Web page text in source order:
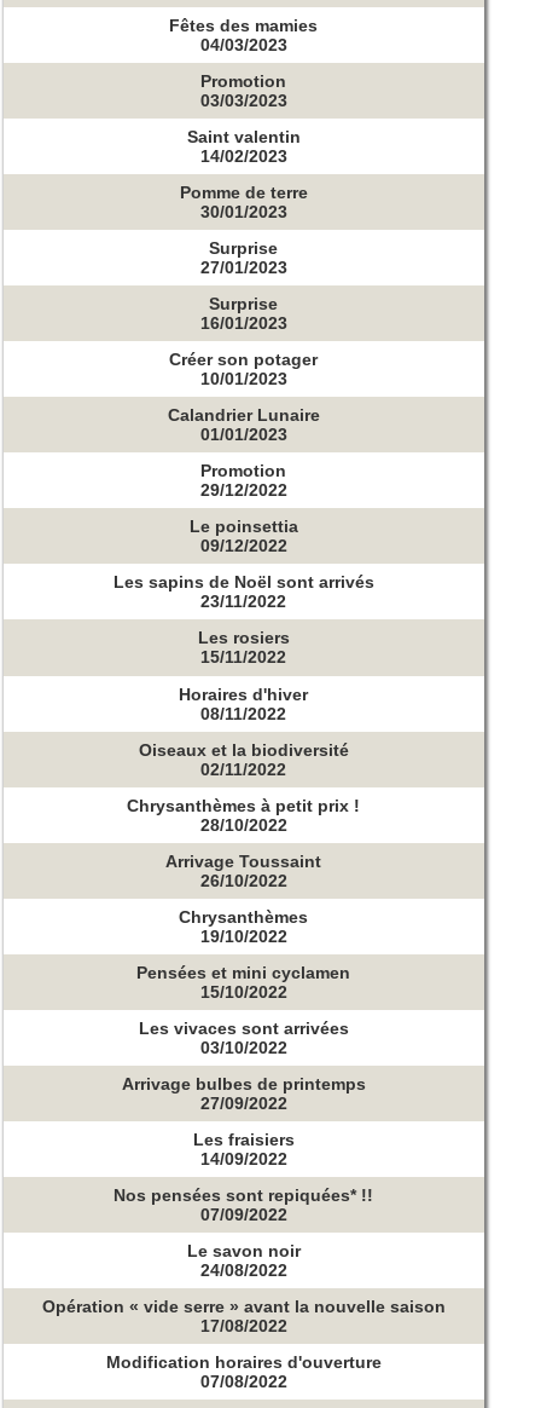
Fêtes des mamies
04/03/2023
Promotion
03/03/2023
Saint valentin
14/02/2023
Pomme de terre
30/01/2023
Surprise
27/01/2023
Surprise
16/01/2023
Créer son potager
10/01/2023
Calandrier Lunaire
01/01/2023
Promotion
29/12/2022
Le poinsettia
09/12/2022
Les sapins de Noël sont arrivés
23/11/2022
Les rosiers
15/11/2022
Horaires d'hiver
08/11/2022
Oiseaux et la biodiversité
02/11/2022
Chrysanthèmes à petit prix !
28/10/2022
Arrivage Toussaint
26/10/2022
Chrysanthèmes
19/10/2022
Pensées et mini cyclamen
15/10/2022
Les vivaces sont arrivées
03/10/2022
Arrivage bulbes de printemps
27/09/2022
Les fraisiers
14/09/2022
Nos pensées sont repiquées* !!
07/09/2022
Le savon noir
24/08/2022
Opération « vide serre » avant la nouvelle saison
17/08/2022
Modification horaires d'ouverture
07/08/2022